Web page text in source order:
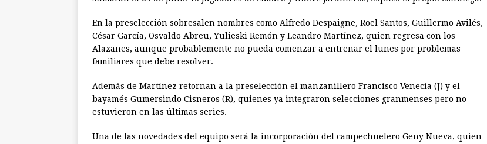
En la preselección sobresalen nombres como Alfredo Despaigne, Roel Santos, Guillermo Avilés,
César García, Osvaldo Abreu, Yulieski Remón y Leandro Martínez, quien regresa con los
Alazanes, aunque probablemente no pueda comenzar a entrenar el lunes por problemas
familiares que debe resolver.
Además de Martínez retornan a la preselección el manzanillero Francisco Venecia (J) y el
bayamés Gumersindo Cisneros (R), quienes ya integraron selecciones granmenses pero no
estuvieron en las últimas series.
Una de las novedades del equipo será la incorporación del campechuelero Geny Nueva, quien